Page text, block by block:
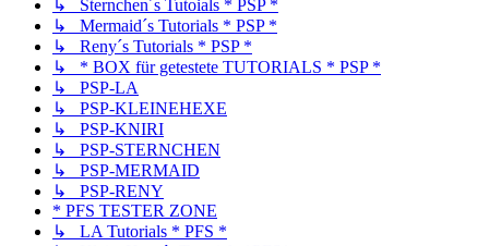
↳ Sternchen´s Tutoials * PSP *
↳ Mermaid´s Tutorials * PSP *
↳ Reny´s Tutorials * PSP *
↳ * BOX für getestete TUTORIALS * PSP *
↳ PSP-LA
↳ PSP-KLEINEHEXE
↳ PSP-KNIRI
↳ PSP-STERNCHEN
↳ PSP-MERMAID
↳ PSP-RENY
* PFS TESTER ZONE
↳ LA Tutorials * PFS *